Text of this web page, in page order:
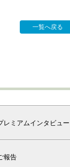
一覧へ戻る
レミアムインタビュー
報告